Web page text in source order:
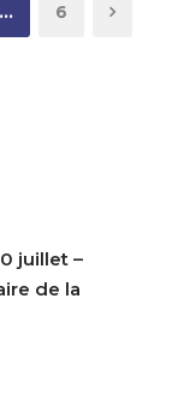
… 6
juillet –
de la